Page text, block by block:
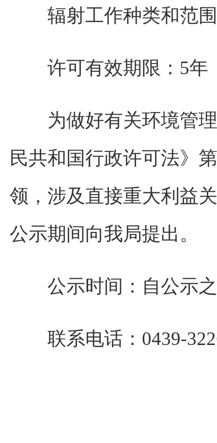
辐射工作种类和范围
许可有效期限：5年
为做好有关环境管理
民共和国行政许可法》
领，涉及直接重大利益
公示期间向我局提出。
公示时间：自公示之
联系电话：0439-